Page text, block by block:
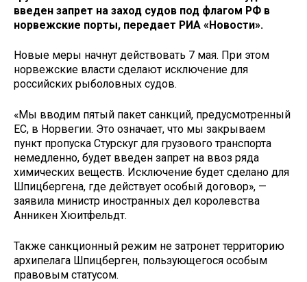
введен запрет на заход судов под флагом РФ в
норвежские порты, передает РИА «Новости».
Новые меры начнут действовать 7 мая. При этом
норвежские власти сделают исключение для
российских рыболовных судов.
«Мы вводим пятый пакет санкций, предусмотренный
ЕС, в Норвегии. Это означает, что мы закрываем
пункт пропуска Стурскуг для грузового транспорта
немедленно, будет введен запрет на ввоз ряда
химических веществ. Исключение будет сделано для
Шпицбергена, где действует особый договор», —
заявила министр иностранных дел королевства
Анникен Хюитфельдт.
Также санкционный режим не затронет территорию
архипелага Шпицберген, пользующегося особым
правовым статусом.